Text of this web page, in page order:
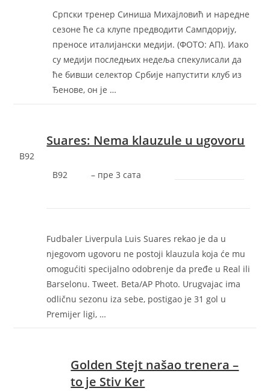
Српски тренер Синиша Михајловић и наредне
сезоне ће са клупе предводити Сампдорију,
преносе италијански медији. (ФОТО: АП). Иако
су медији последњих недеља спекулисали да
ће бивши селектор Србије напустити клуб из
Ђенове, он је …
B92
Suares: Nema klauzule u ugovoru
B92 – ‎пре 3 сата‎
Fudbaler Liverpula Luis Suares rekao je da u
njegovom ugovoru ne postoji klauzula koja će mu
omogućiti specijalno odobrenje da pređe u Real ili
Barselonu. Tweet. Beta/AP Photo. Urugvajac ima
odličnu sezonu iza sebe, postigao je 31 gol u
Premijer ligi, …
Golden Stejt našao trenera –
to je Stiv Ker